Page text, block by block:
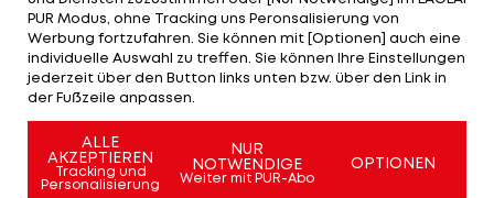
Dornbirn kommt durch einen herrlich
verwandelten Freistoß von Domig in der 65.
Minute noch einmal heran, für den Punktgewinn
reicht es aber nicht.
Dadurch verlassen die jungen Grün-Weißen die
Abstiegsränge und stoßen mit vier Punkten auf
PUR Modus, ohne Tracking uns Peronsalisierung von
Werbung fortzufahren. Sie können mit [Optionen] auch eine
individuelle Auswahl zu treffen. Sie können Ihre Einstellungen
jederzeit über den Button links unten bzw. über den Link in
der Fußzeile anpassen.
ALLE
AKZEPTIEREN
Tracking und
Personalisierung
NUR
NOTWENDIGE
Weiter mit PUR-Abo
OPTIONEN